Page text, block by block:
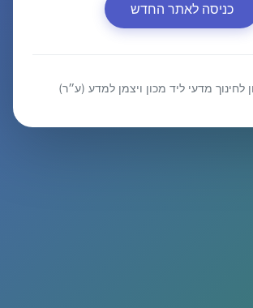
כניסה לאתר החדש
לחינוך מדעי ליד מכון ויצמן למדע (ע״ר)